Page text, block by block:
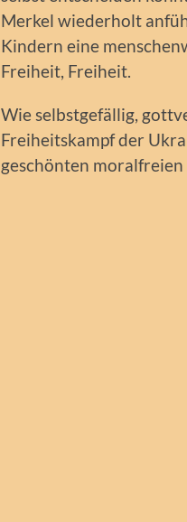
Merkel wiederholt
Kindern eine
Freiheit, Freiheit.
Wie selbstgefällig,
Freiheitskampf der
geschönten